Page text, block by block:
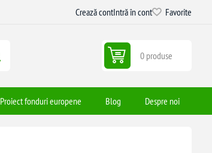
Crează contIntră în cont Favorite
0 produse
Proiect fonduri europene Blog Despre noi